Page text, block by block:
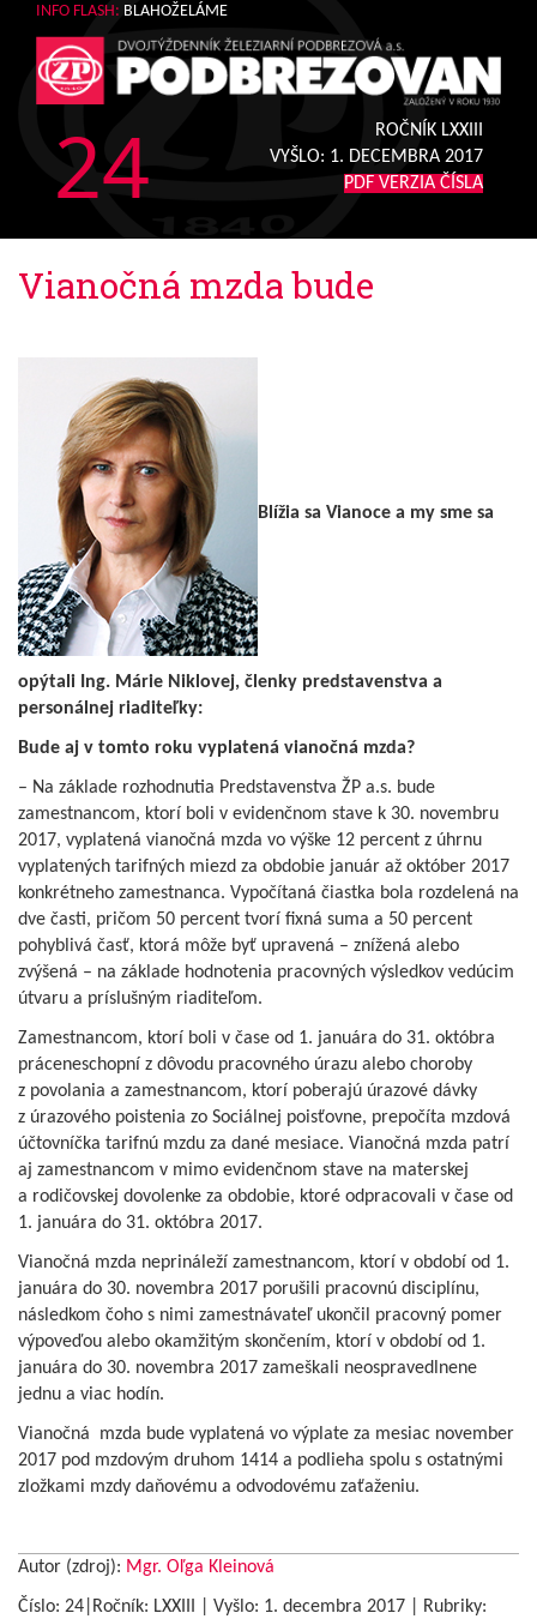
INFO FLASH: BLAHOŽELÁME
24
ROČNÍK LXXIII
VYŠLO: 1. DECEMBRA 2017
PDF VERZIA ČÍSLA
Vianočná mzda bude
Blížia sa Vianoce a my sme sa
opýtali Ing. Márie Niklovej, členky predstavenstva a
personálnej riaditeľky:
Bude aj v tomto roku vyplatená vianočná mzda?
– Na základe rozhodnutia Predstavenstva ŽP a.s. bude
zamestnancom, ktorí boli v evidenčnom stave k 30. novembru
2017, vyplatená vianočná mzda vo výške 12 percent z úhrnu
vyplatených tarifných miezd za obdobie január až október 2017
konkrétneho zamestnanca. Vypočítaná čiastka bola rozdelená na
dve časti, pričom 50 percent tvorí fixná suma a 50 percent
pohyblivá časť, ktorá môže byť upravená – znížená alebo
zvýšená – na základe hodnotenia pracovných výsledkov vedúcim
útvaru a príslušným riaditeľom.
Zamestnancom, ktorí boli v čase od 1. januára do 31. októbra
práceneschopní z dôvodu pracovného úrazu alebo choroby
z povolania a zamestnancom, ktorí poberajú úrazové dávky
z úrazového poistenia zo Sociálnej poisťovne, prepočíta mzdová
účtovníčka tarifnú mzdu za dané mesiace. Vianočná mzda patrí
aj zamestnancom v mimo evidenčnom stave na materskej
a rodičovskej dovolenke za obdobie, ktoré odpracovali v čase od
1. januára do 31. októbra 2017.
Vianočná mzda neprináleží zamestnancom, ktorí v období od 1.
januára do 30. novembra 2017 porušili pracovnú disciplínu,
následkom čoho s nimi zamestnávateľ ukončil pracovný pomer
výpoveďou alebo okamžitým skončením, ktorí v období od 1.
januára do 30. novembra 2017 zameškali neospravedlnene
jednu a viac hodín.
Vianočná mzda bude vyplatená vo výplate za mesiac november
2017 pod mzdovým druhom 1414 a podlieha spolu s ostatnými
zložkami mzdy daňovému a odvodovému zaťaženiu.
Autor (zdroj): Mgr. Oľga Kleinová
Číslo: 24|Ročník: LXXIII | Vyšlo: 1. decembra 2017
Rubriky: